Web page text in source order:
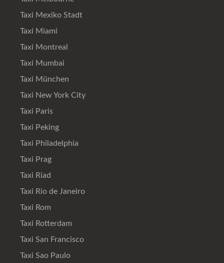
Taxi Mexiko Stadt
Taxi Miami
Taxi Montreal
Taxi Mumbai
Taxi München
Taxi New York City
Taxi Paris
Taxi Peking
Taxi Philadelphia
Taxi Prag
Taxi Riad
Taxi Rio de Janeiro
Taxi Rom
Taxi Rotterdam
Taxi San Francisco
Taxi Sao Paulo